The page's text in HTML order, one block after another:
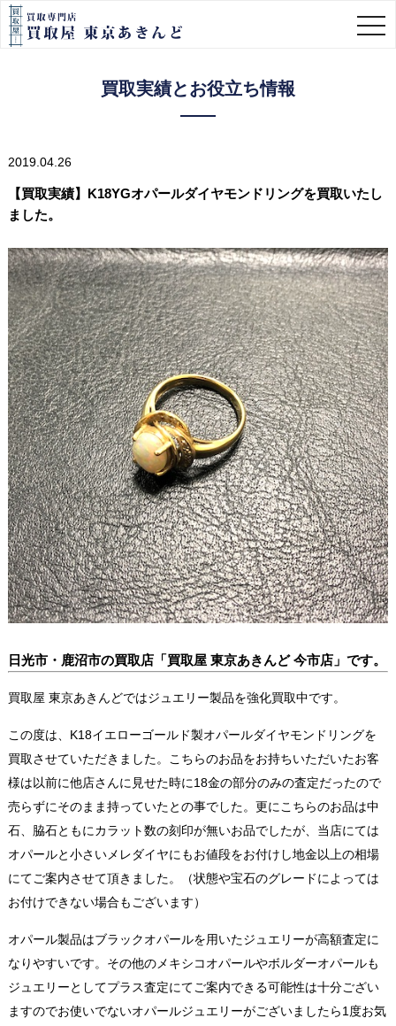
買取実績とお役立ち情報
2019.04.26
【買取実績】K18YGオパールダイヤモンドリングを買取いたし
ました。
日光市・鹿沼市の買取店「買取屋 東京あきんど 今市店」です。
買取屋 東京あきんどではジュエリー製品を強化買取中です。
この度は、K18イエローゴールド製オパールダイヤモンドリングを
買取させていただきました。こちらのお品をお持ちいただいたお客
様は以前に他店さんに見せた時に18金の部分のみの査定だったので
売らずにそのまま持っていたとの事でした。更にこちらのお品は中
石、脇石ともにカラット数の刻印が無いお品でしたが、当店にては
オパールと小さいメレダイヤにもお値段をお付けし地金以上の相場
にてご案内させて頂きました。（状態や宝石のグレードによっては
お付けできない場合もございます）
オパール製品はブラックオパールを用いたジュエリーが高額査定に
なりやすいです。その他のメキシコオパールやボルダーオパールも
ジュエリーとしてプラス査定にてご案内できる可能性は十分ござい
ますのでお使いでないオパールジュエリーがございましたら1度お気